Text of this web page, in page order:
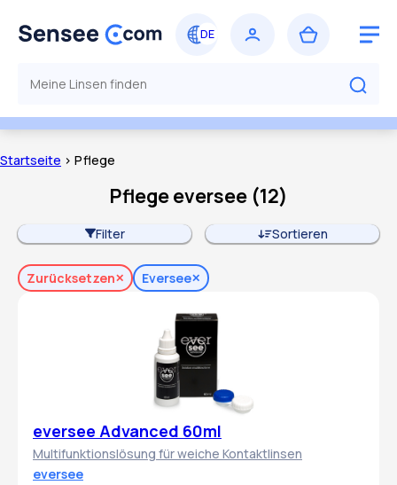
Startseite > Pflege
Pflege eversee (12)
Filter Sortieren
Zurücksetzen Eversee
eversee Advanced 60ml
Multifunktionslösung für weiche Kontaktlinsen
eversee